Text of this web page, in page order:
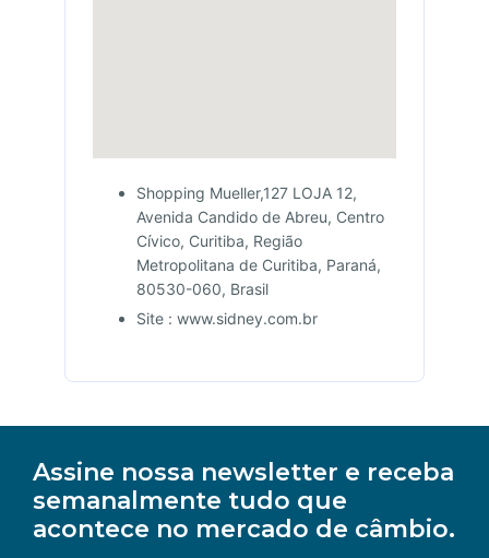
Shopping Mueller,127 LOJA 12,
Avenida Candido de Abreu, Centro
Cívico, Curitiba, Região
Metropolitana de Curitiba, Paraná,
80530-060, Brasil
Site : www.sidney.com.br
Assine nossa newsletter e receba
semanalmente tudo que
acontece no mercado de câmbio.